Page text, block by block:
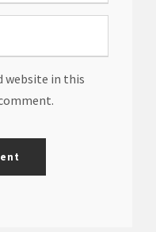
website in this